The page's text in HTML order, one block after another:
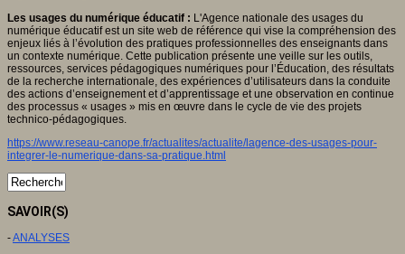
Les usages du numérique éducatif : L'Agence nationale des usages du
numérique éducatif est un site web de référence qui vise la compréhension des
enjeux liés à l’évolution des pratiques professionnelles des enseignants dans
un contexte numérique. Cette publication présente une veille sur les outils,
ressources, services pédagogiques numériques pour l’Éducation, des résultats
de la recherche internationale, des expériences d’utilisateurs dans la conduite
des actions d’enseignement et d’apprentissage et une observation en continue
des processus « usages » mis en œuvre dans le cycle de vie des projets
technico-pédagogiques.
https://www.reseau-canope.fr/actualites/actualite/lagence-des-usages-pour-
integrer-le-numerique-dans-sa-pratique.html
SAVOIR(S)
-ANALYSES